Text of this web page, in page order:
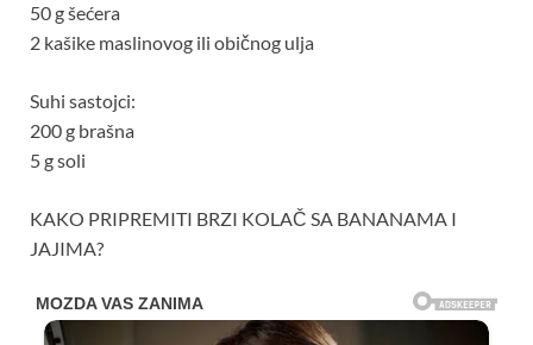
50 g šećera
2 kašike maslinovog ili običnog ulja
Suhi sastojci:
200 g brašna
5 g soli
KAKO PRIPREMITI BRZI KOLAČ SA BANANAMA I
JAJIMA?